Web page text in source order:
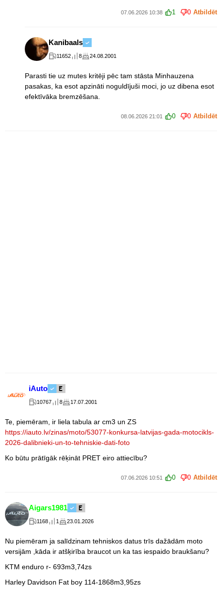
07.06.2026 10:38 1 0 Atbildēt
Kanibaals
11652 8 24.08.2001
Parasti tie uz mutes kritēji pēc tam stāsta Minhauzena
pasakas, ka esot apzināti noguldījuši moci, jo uz dibena esot
efektīvāka bremzēšana.
08.06.2026 21:01 0 0 Atbildēt
iAuto
10767 8 17.07.2001
Te, piemēram, ir liela tabula ar cm3 un ZS
https://iauto.lv/zinas/moto/53077-konkursa-latvijas-gada-motocikls-
2026-dalibnieki-un-to-tehniskie-dati-foto
Ko būtu prātīgāk rēķināt PRET eiro attiecību?
07.06.2026 10:51 0 0 Atbildēt
Aigars1981
1168 1 23.01.2026
Nu piemēram ja salīdzinam tehniskos datus trīs dažādām moto
versijām ,kāda ir atšķirība braucot un ka tas iespaido braukšanu?
KTM enduro r- 693m3,74zs
Harley Davidson Fat boy 114-1868m3,95zs